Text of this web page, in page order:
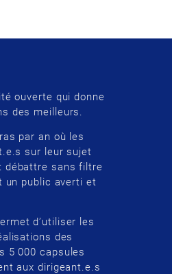
ouverte qui donne
des meilleurs.
par an où les
sur leur sujet
débattre sans filtre
un public averti et
d’utiliser les
des
5 000 capsules
aux dirigeant.e.s